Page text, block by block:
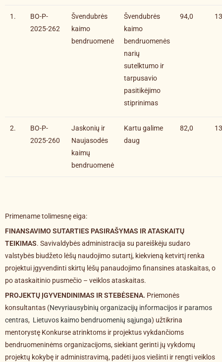
1.
BO-P-
2025-262
Švendubrės
kaimo
bendruomenė
Švendubrės
kaimo
bendruomenės
narių
sutelktumo ir
tarpusavio
pasitikėjimo
stiprinimas
94,0
2.
BO-P-
2025-260
Jaskonių ir
Naujasodės
kaimų
bendruomenė
Kartu galime
daug
82,0
Primename tolimesnę eiga:
FINANSAVIMO SUTARTIES PASIRAŠYMAS IR ATASKAITŲ
TEIKIMAS. Savivaldybės administracija su pareiškėju sudaro
valstybės biudžeto lėšų naudojimo sutartį, kiekvieną ketvirtį renka
projektui įgyvendinti skirtų lėšų panaudojimo finansines ataskaitas, o
po ataskaitinio pusmečio – veiklos ataskaitas.
PROJEKTŲ ĮGYVENDINIMAS IR STEBĖSENA. Priemonės
konsultantas (Nevyriausybinių organizacijų informacijos ir paramos
centras, Lietuvos kaimo bendruomenių sąjunga) užtikrina
mentorystę Konkurse atrinktoms ir projektus vykdančioms
bendruomeninėms organizacijoms, siekiant gerinti jų vykdomų
projektų kokybę ir administravimą, padėti juos viešinti ir rengti veiklos